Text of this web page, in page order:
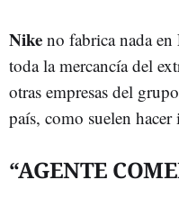
Nike no fabrica nada
toda la mercancía del
otras empresas del
país, como suelen
“AGENTE